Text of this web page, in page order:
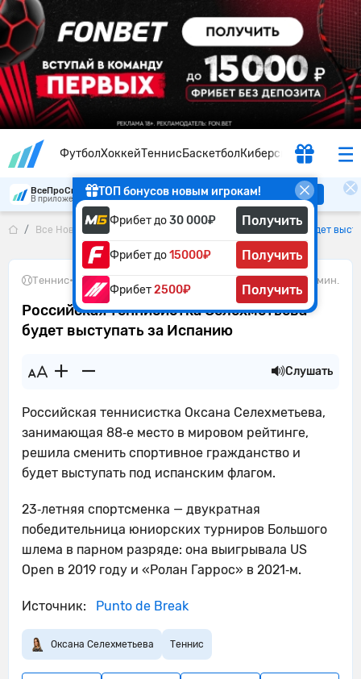
ФутболХоккейТеннисБаскетболКиберспорт
ТОП бонусов новым игрокам!
Фрибет до30 000₽ Получить
Фрибет до15000₽ Получить
Фрибет2500₽ Получить
ВсеПроСпорт
В приложении удобнее Скачать
Все Новости Российская теннисистка Селехметьева будет
Теннис• 22.05.2026 1 мин.
Российская теннисистка Селехметьева
будет выступать за Испанию
Слушать
Российская теннисистка Оксана Селехметьева,
занимающая 88‑е место в мировом рейтинге,
решила сменить спортивное гражданство и
будет выступать под испанским флагом.
23‑летняя спортсменка — двукратная
победительница юниорских турниров Большого
шлема в парном разряде: она выигрывала US
Open в 2019 году и «Ролан Гаррос» в 2021‑м.
Источник: Punto de Break
Оксана Селехметьева Теннис